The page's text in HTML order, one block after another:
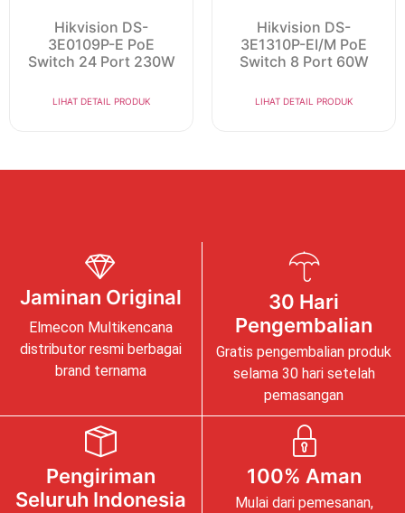
Hikvision DS-
3E0109P-E PoE
Switch 24 Port 230W
LIHAT DETAIL PRODUK
Hikvision DS-
3E1310P-EI/M PoE
Switch 8 Port 60W
LIHAT DETAIL PRODUK
Jaminan Original
Elmecon Multikencana
distributor resmi berbagai
brand ternama
30 Hari
Pengembalian
Gratis pengembalian produk
selama 30 hari setelah
pemasangan
Pengiriman
Seluruh Indonesia
100% Aman
Mulai dari pemesanan,